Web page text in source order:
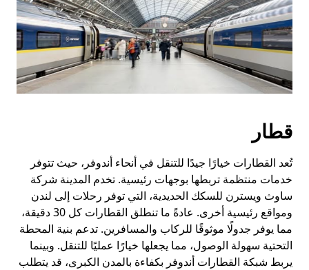
قطار
تُعد القطارات خيارًا جيدًا للتنقل في أنحاء أندوفر، حيث تتوفر
خدمات منتظمة تربطها بوجهات رئيسية. تخدم المدينة شركة
ساوث ويسترن للسكك الحديدية، التي توفر رحلات إلى لندن
ومواقع رئيسية أخرى. عادةً ما تنطلق القطارات كل 30 دقيقة،
مما يوفر جدولًا موثوقًا للركاب والمسافرين. تدعم بنية المحطة
التحتية سهولة الوصول، مما يجعلها خيارًا عمليًا للتنقل. وبينما
يربط شبكة القطارات أندوفر بكفاءة بالمدن الكبرى، قد يتطلب